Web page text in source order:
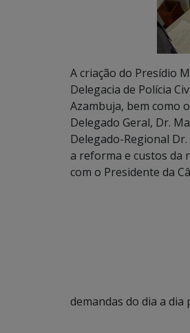
A criação do Presídio
Delegacia de Polícia
Azambuja, bem como
Delegado Geral, Dr.
Delegado-Regional
a reforma e custos da
com o Presidente da
demandas do dia a dia